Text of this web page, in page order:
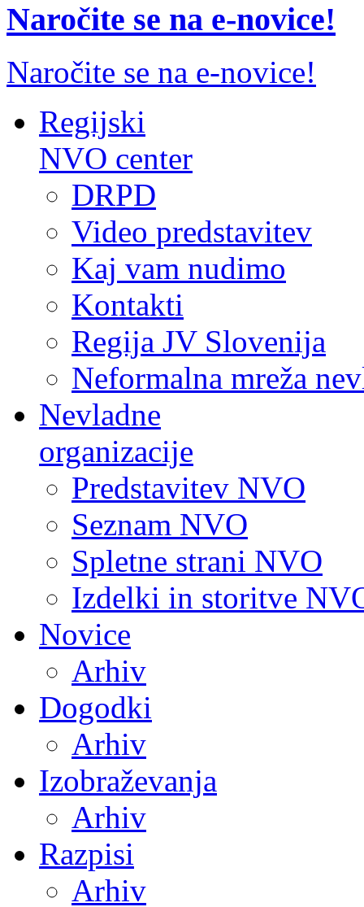
Naročite se na e-novice!
Naročite se na e-novice!
Regijski
NVO center
DRPD
Video predstavitev
Kaj vam nudimo
Kontakti
Regija JV Slovenija
Neformalna mreža
Nevladne
organizacije
Predstavitev NVO
Seznam NVO
Spletne strani NVO
Izdelki in storitve
Novice
Arhiv
Dogodki
Arhiv
Izobraževanja
Arhiv
Razpisi
Arhiv